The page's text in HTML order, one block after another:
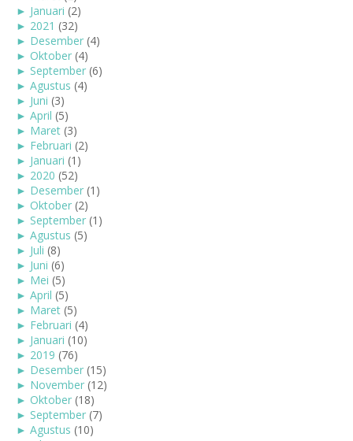
► Januari (2)
► 2021 (32)
► Desember (4)
► Oktober (4)
► September (6)
► Agustus (4)
► Juni (3)
► April (5)
► Maret (3)
► Februari (2)
► Januari (1)
► 2020 (52)
► Desember (1)
► Oktober (2)
► September (1)
► Agustus (5)
► Juli (8)
► Juni (6)
► Mei (5)
► April (5)
► Maret (5)
► Februari (4)
► Januari (10)
► 2019 (76)
► Desember (15)
► November (12)
► Oktober (18)
► September (7)
► Agustus (10)